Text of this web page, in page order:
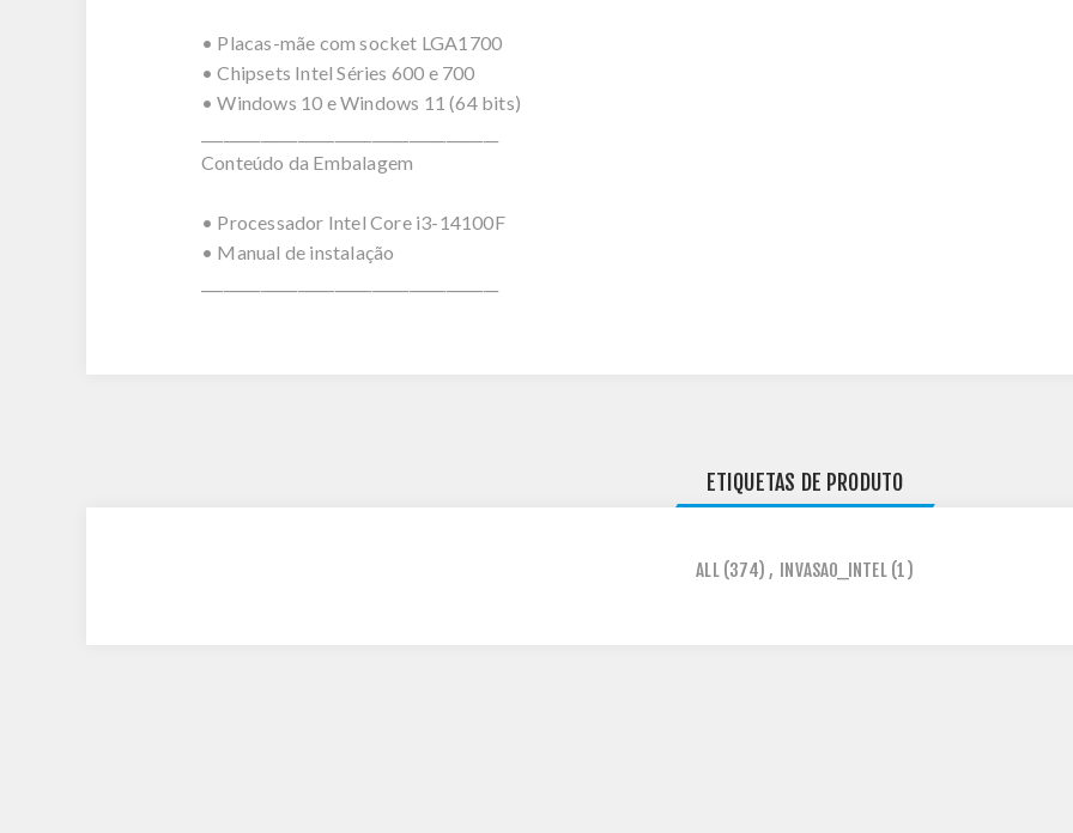
• Placas-mãe com socket LGA1700
• Chipsets Intel Séries 600 e 700
• Windows 10 e Windows 11 (64 bits)
Conteúdo da Embalagem
• Processador Intel Core i3-14100F
• Manual de instalação
ETIQUETAS DE PRODUTO
ALL (374) , INVASAO_INTEL (1)